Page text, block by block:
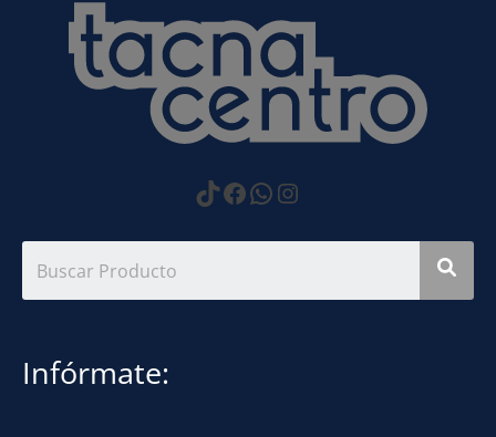
https://
Facebook
WhatsApp
Instagram
Infórmate: